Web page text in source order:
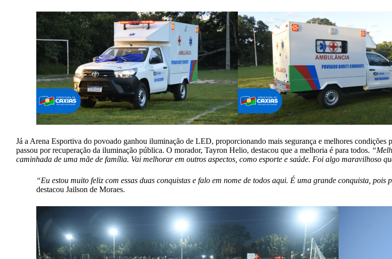
Já a Arena Esportiva do povoado ganhou iluminação de LED, proporcionando mais segurança e melhores
passou por recuperação da iluminação pública. O morador, Tayron Helio, destacou que a melhoria é para todos.
caminhada de uma mãe de família. Vai melhorar em outros aspectos, como esporte e saúde. Foi algo maravilhoso
“Eu estou muito feliz com essas duas conquistas e falo em nome de todos aqui. É uma grande conquista,
destacou Jailson de Moraes.